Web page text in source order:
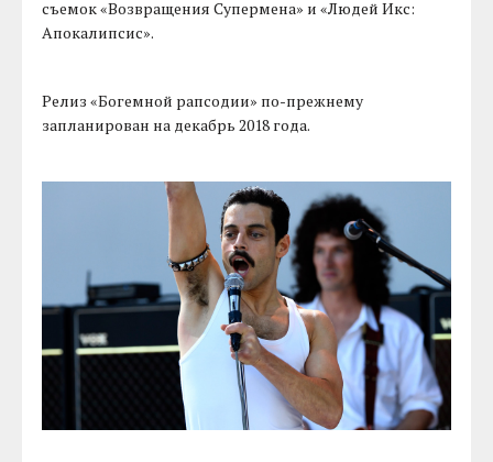
съемок «Возвращения Супермена» и «Людей Икс:
Апокалипсис».
Релиз «Богемной рапсодии» по-прежнему
запланирован на декабрь 2018 года.